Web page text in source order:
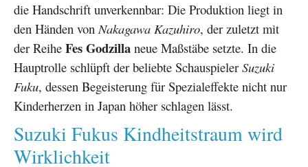
die Handschrift unverkennbar: Die Produktion liegt in
den Händen vonNakagawa Kazuhiro, der zuletzt mit
der Reihe Fes Godzilla neue Maßstäbe setzte. In die
Hauptrolle schlüpft der beliebte Schauspieler Suzuki
Fuku, dessen Begeisterung für Spezialeffekte nicht nur
Kinderherzen in Japan höher schlagen lässt.
Suzuki Fukus Kindheitstraum wird
Wirklichkeit